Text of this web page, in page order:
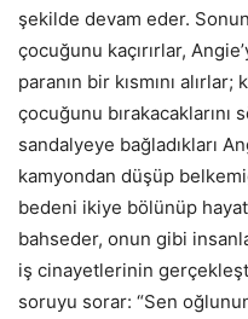
şekilde devam eder.
çocuğunu kaçırırlar,
paranın bir kısmını
çocuğunu
sandalyeye bağladıkları
kamyondan düşüp
bedeni ikiye bölünüp
bahseder, onun gibi
iş cinayetlerinin
soruyu sorar: “Sen